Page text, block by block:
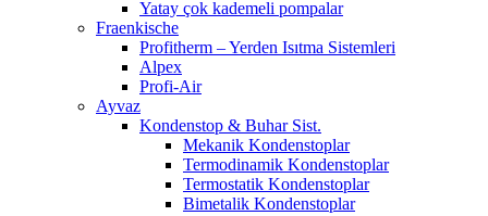
Yatay çok kademeli pompalar
Fraenkische
Profitherm – Yerden Isıtma Sistemleri
Alpex
Profi-Air
Ayvaz
Kondenstop & Buhar Sist.
Mekanik Kondenstoplar
Termodinamik Kondenstoplar
Termostatik Kondenstoplar
Bimetalik Kondenstoplar